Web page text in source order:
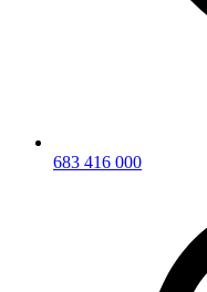
683 416 000